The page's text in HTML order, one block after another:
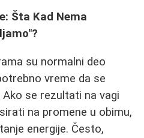
Šta Kad Nema
su normalni deo
vreme da se
se rezultati na vagi
na promene u obimu,
energije. Često,